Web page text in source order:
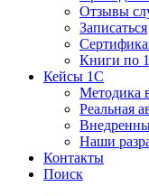
Отзывы
Записаться
Книги по
Кейсы 1С
Методика
Реальная
Наши
Контакты
Поиск